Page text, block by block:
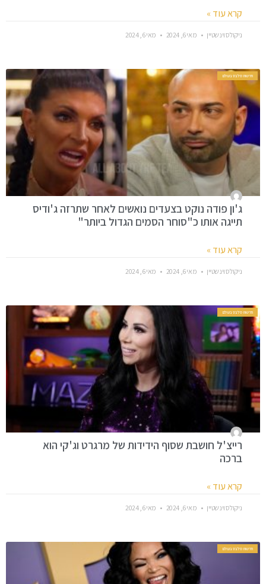
קרא עוד »
ניקולס וינשטיין מאי 6, 2024 מאי 6, 2024
חדשות סלבס בעולם
ג'ון פודה נוקט בצעדים נואשים לאחר שתרזה ג'ודיס
תייגה אותו כ"סוחר הסמים הגדול ביותר"
קרא עוד »
ניקולס וינשטיין מאי 6, 2024 מאי 6, 2024
חדשות סלבס בעולם
רייצ'ל חושבת שסוף הידידות של מרגרט וג'קי הוא
ברכה
קרא עוד »
ניקולס וינשטיין מאי 6, 2024 מאי 6, 2024
חדשות סלבס בעולם